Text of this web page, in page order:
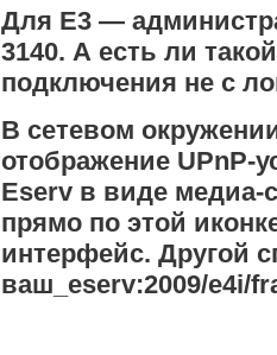
Для Е3 —
3140. А есть ли
подключения не с
В сетевом
отображение UPnP-
Eserv в виде медиа-
прямо по этой
интерфейс. Другой
ваш_eserv:2009/e4i/